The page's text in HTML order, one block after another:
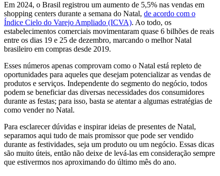
Em 2024, o Brasil registrou um aumento de 5,5% nas vendas em
shopping centers durante a semana do Natal, de acordo com o
Índice Cielo do Varejo Ampliado (ICVA). Ao todo, os
estabelecimentos comerciais movimentaram quase 6 bilhões de reais
entre os dias 19 e 25 de dezembro, marcando o melhor Natal
brasileiro em compras desde 2019.
Esses números apenas comprovam como o Natal está repleto de
oportunidades para aqueles que desejam potencializar as vendas de
produtos e serviços. Independente do segmento do negócio, todos
podem se beneficiar das diversas necessidades dos consumidores
durante as festas; para isso, basta se atentar a algumas estratégias de
como vender no Natal.
Para esclarecer dúvidas e inspirar ideias de presentes de Natal,
separamos aqui tudo de mais promissor que pode ser vendido
durante as festividades, seja um produto ou um negócio. Essas dicas
são muito úteis, então não deixe de levá-las em consideração sempre
que estivermos nos aproximando do último mês do ano.